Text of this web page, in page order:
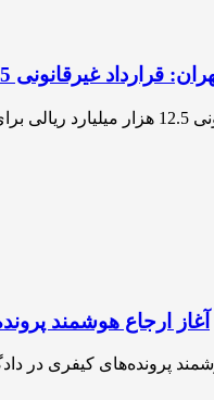
غیرقانونی 12.5 هزار میلیارد ریالی فسخ شد
آغاز ارجاع هوشمند